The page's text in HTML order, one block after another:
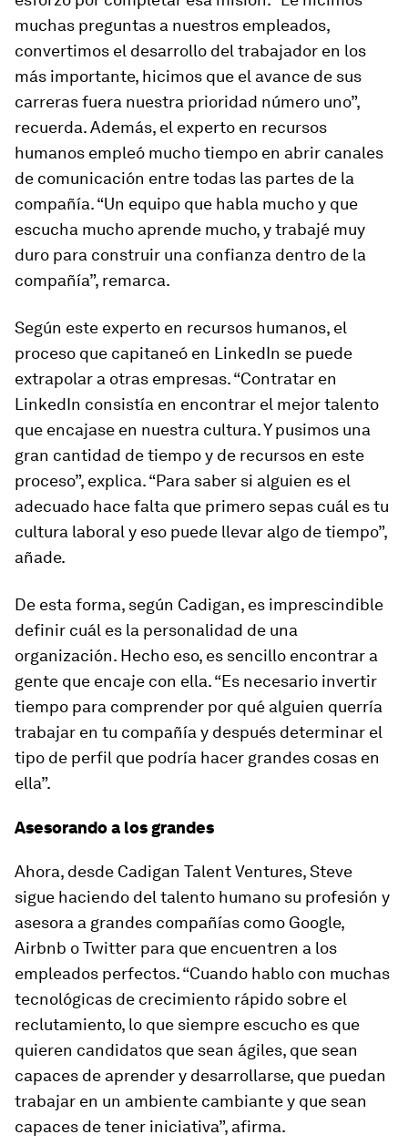
muchas preguntas a nuestros empleados,
convertimos el desarrollo del trabajador en los
más importante, hicimos que el avance de sus
carreras fuera nuestra prioridad número uno”,
recuerda. Además, el experto en recursos
humanos empleó mucho tiempo en abrir canales
de comunicación entre todas las partes de la
compañía. “Un equipo que habla mucho y que
escucha mucho aprende mucho, y trabajé muy
duro para construir una confianza dentro de la
compañía”, remarca.
Según este experto en recursos humanos, el
proceso que capitaneó en LinkedIn se puede
extrapolar a otras empresas. “Contratar en
LinkedIn consistía en encontrar el mejor talento
que encajase en nuestra cultura. Y pusimos una
gran cantidad de tiempo y de recursos en este
proceso”, explica. “Para saber si alguien es el
adecuado hace falta que primero sepas cuál es tu
cultura laboral y eso puede llevar algo de tiempo”,
añade.
De esta forma, según Cadigan, es imprescindible
definir cuál es la personalidad de una
organización. Hecho eso, es sencillo encontrar a
gente que encaje con ella. “Es necesario invertir
tiempo para comprender por qué alguien querría
trabajar en tu compañía y después determinar el
tipo de perfil que podría hacer grandes cosas en
ella”.
Asesorando a los grandes
Ahora, desde Cadigan Talent Ventures, Steve
sigue haciendo del talento humano su profesión y
asesora a grandes compañías como Google,
Airbnb o Twitter para que encuentren a los
empleados perfectos. “Cuando hablo con muchas
tecnológicas de crecimiento rápido sobre el
reclutamiento, lo que siempre escucho es que
quieren candidatos que sean ágiles, que sean
capaces de aprender y desarrollarse, que puedan
trabajar en un ambiente cambiante y que sean
capaces de tener iniciativa”, afirma.